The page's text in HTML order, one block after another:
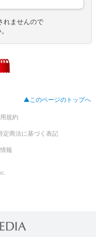
れませんので
▲このページのトップへ
規約
定商法に基づく表記
報